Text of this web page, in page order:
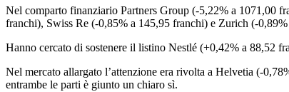
Nel comparto finanziario Partners Group (-5,22% a 1071,00
franchi), Swiss Re (-0,85% a 145,95 franchi) e Zurich (-
Hanno cercato di sostenere il listino Nestlé (+0,42% a 88,52
Nel mercato allargato l’attenzione era rivolta a Helvetia (-
entrambe le parti è giunto un chiaro sì.